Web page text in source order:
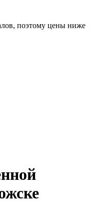
поэтому цены ниже